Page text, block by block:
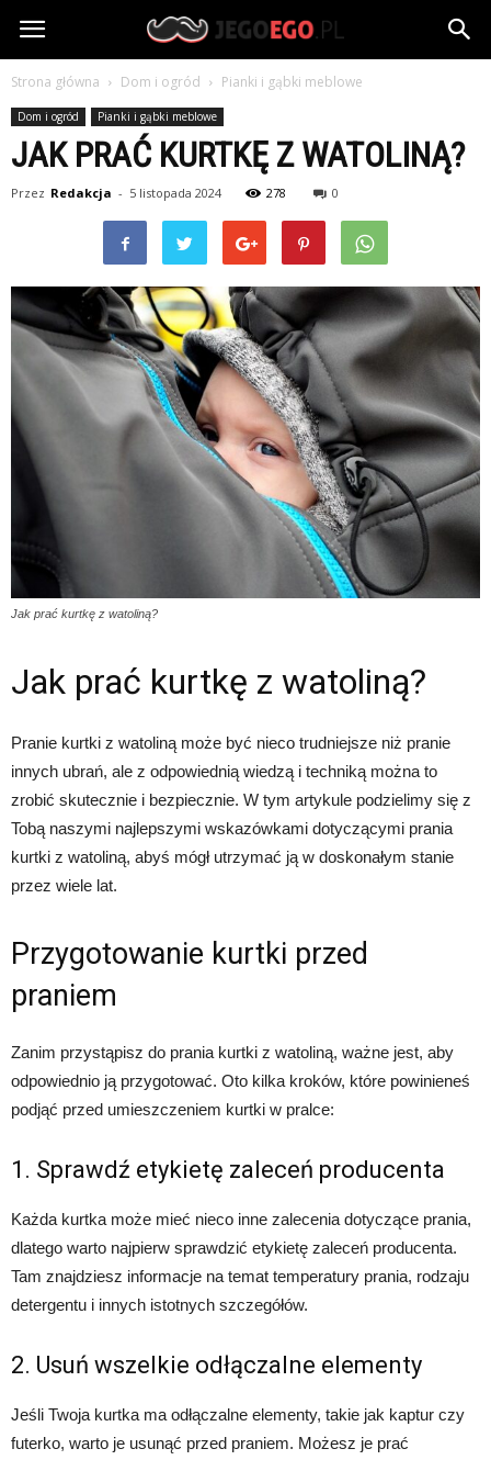
jegoego.pl
Strona główna Dom i ogród Pianki i gąbki meblowe
Dom i ogród Pianki i gąbki meblowe
JAK PRAĆ KURTKĘ Z WATOLINĄ?
Przez Redakcja - 5 listopada 2024 278 0
Jak prać kurtkę z watoliną?
Jak prać kurtkę z watoliną?
Pranie kurtki z watoliną może być nieco trudniejsze niż pranie
innych ubrań, ale z odpowiednią wiedzą i techniką można to
zrobić skutecznie i bezpiecznie. W tym artykule podzielimy się z
Tobą naszymi najlepszymi wskazówkami dotyczącymi prania
kurtki z watoliną, abyś mógł utrzymać ją w doskonałym stanie
przez wiele lat.
Przygotowanie kurtki przed
praniem
Zanim przystąpisz do prania kurtki z watoliną, ważne jest, aby
odpowiednio ją przygotować. Oto kilka kroków, które powinieneś
podjąć przed umieszczeniem kurtki w pralce:
1. Sprawdź etykietę zaleceń producenta
Każda kurtka może mieć nieco inne zalecenia dotyczące prania,
dlatego warto najpierw sprawdzić etykietę zaleceń producenta.
Tam znajdziesz informacje na temat temperatury prania, rodzaju
detergentu i innych istotnych szczegółów.
2. Usuń wszelkie odłączalne elementy
Jeśli Twoja kurtka ma odłączalne elementy, takie jak kaptur czy
futerko, warto je usunąć przed praniem. Możesz je prać